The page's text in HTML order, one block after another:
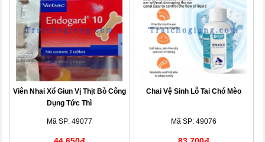
Viên Nhai Xổ Giun Vị Thịt Bò Công
Dụng Tức Thì
Mã SP: 49077
Chai Vệ Sinh Lỗ Tai Chó Mèo
Mã SP: 49076